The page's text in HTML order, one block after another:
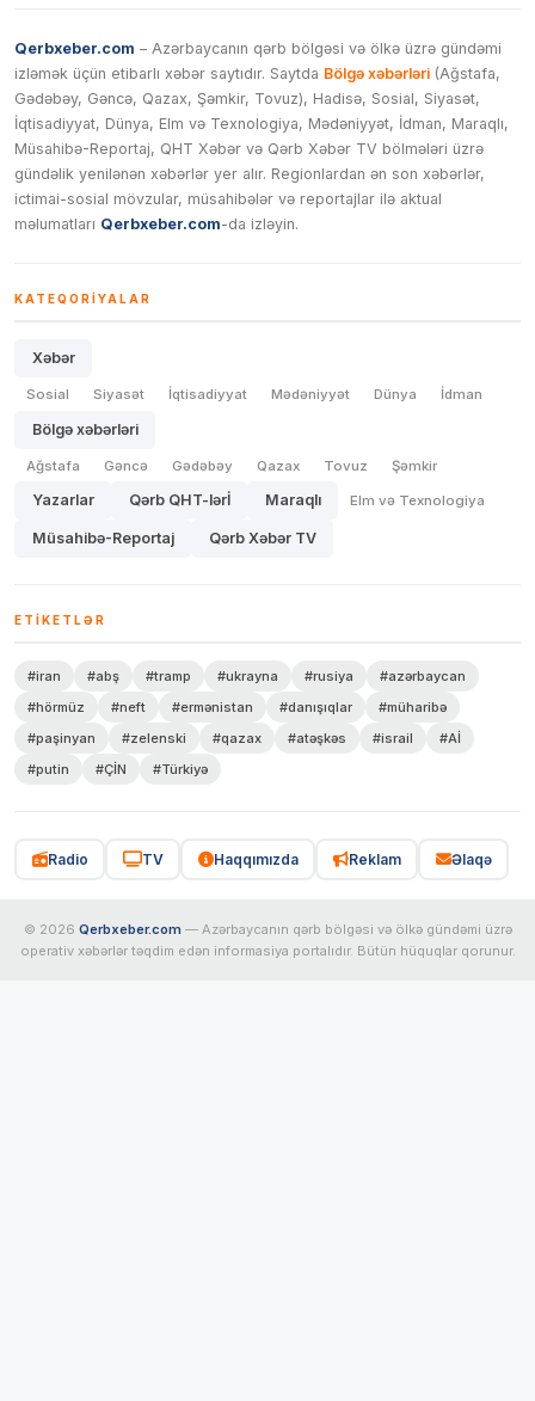
Qerbxeber.com – Azərbaycanın qərb bölgəsi və ölkə üzrə gündəmi
izləmək üçün etibarlı xəbər saytıdır. Saytda Bölgə xəbərləri (Ağstafa,
Gədəbəy, Gəncə, Qazax, Şəmkir, Tovuz), Hadisə, Sosial, Siyasət,
İqtisadiyyat, Dünya, Elm və Texnologiya, Mədəniyyət, İdman, Maraqlı,
Müsahibə-Reportaj, QHT Xəbər və Qərb Xəbər TV bölmələri üzrə
gündəlik yenilənən xəbərlər yer alır. Regionlardan ən son xəbərlər,
ictimai-sosial mövzular, müsahibələr və reportajlar ilə aktual
məlumatları Qerbxeber.com-da izləyin.
KATEQORIYALAR
Xəbər
Sosial Siyasət İqtisadiyyat Mədəniyyət Dünya İdman
Bölgə xəbərləri
Ağstafa Gəncə Gədəbəy Qazax Tovuz Şəmkir
Yazarlar Qərb QHT-lərİ Maraqlı Elm və Texnologiya
Müsahibə-Reportaj Qərb Xəbər TV
ETIKETLƏR
#iran #abş #tramp #ukrayna #rusiya
#azərbaycan
#hörmüz
#neft #ermənistan #danışıqlar
#müharibə
#paşinyan
#zelenski #qazax #atəşkəs #israil
#Aİ
#putin
#ÇİN #Türkiyə
Radio TV Haqqımızda Reklam Əlaqə
© 2026 Qerbxeber.com — Azərbaycanın qərb bölgəsi və ölkə gündəmi üzrə
operativ xəbərlər təqdim edən informasiya portalıdır. Bütün hüquqlar qorunur.